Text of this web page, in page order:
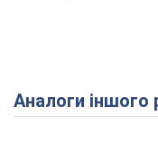
Аналоги